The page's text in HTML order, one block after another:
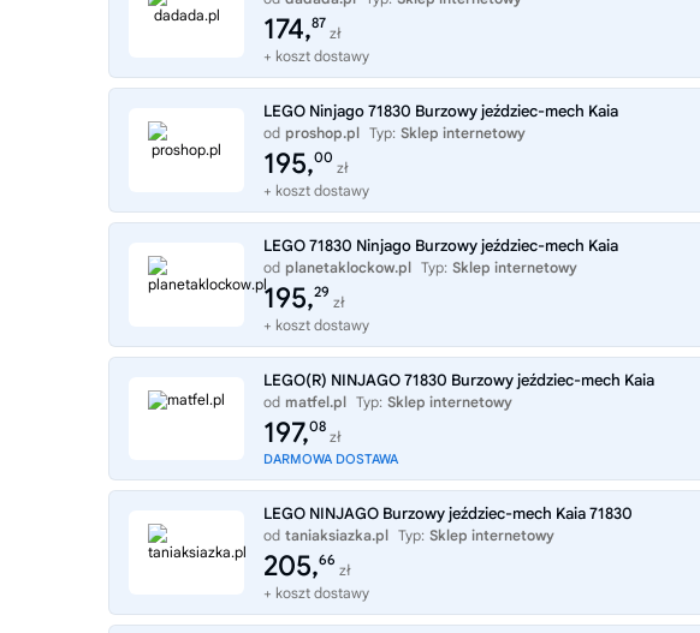
174,87
zł
+ koszt dostawy
LEGO Ninjago 71830 Burzowy jeździec-mech Kaia
od proshop.pl Typ: Sklep internetowy
195,00
zł
+ koszt dostawy
LEGO 71830 Ninjago Burzowy jeździec-mech Kaia
od planetaklockow.pl Typ: Sklep internetowy
195,29
zł
+ koszt dostawy
LEGO(R) NINJAGO 71830 Burzowy jeździec-mech Kaia
od matfel.pl Typ: Sklep internetowy
197,08
zł
DARMOWA DOSTAWA
LEGO NINJAGO Burzowy jeździec-mech Kaia 71830
od taniaksiazka.pl Typ: Sklep internetowy
205,66
zł
+ koszt dostawy